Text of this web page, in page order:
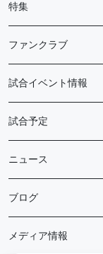
特集
ファンクラブ
試合イベント情報
試合予定
ニュース
ブログ
メディア情報